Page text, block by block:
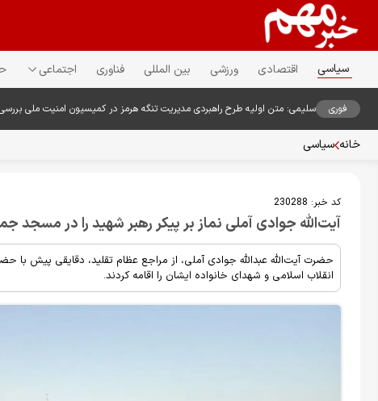
سیاسی اقتصادی ورزشی بین المللی فناوری اجتماعی
فوری سلیمی: متن اولیه طرح راهبردی مدیریت تنگه هرمز در کمیسیون امنیت ملی
خانه سیاسی
کد خبر: 230288
آیت‌الله جوادی آملی نماز بر پیکر رهبر شهید را در مسجد
حضرت آیت‌الله عبدالله جوادی آملی، از مراجع عظام تقلید، دقایقی پیش
انقلاب اسلامی و شهدای خانواده ایشان را اقامه کردند.